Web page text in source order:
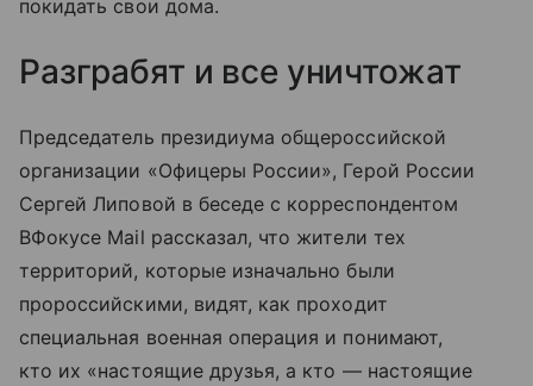
покидать свои дома.
Разграбят и все уничтожат
Председатель президиума общероссийской
организации «Офицеры России», Герой России
Сергей Липовой в беседе с корреспондентом
ВФокусе Mail рассказал, что жители тех
территорий, которые изначально были
пророссийскими, видят, как проходит
специальная военная операция и понимают,
кто их «настоящие друзья, а кто — настоящие